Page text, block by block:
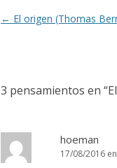
Navegación de
← El origen (Thomas
3 pensamientos en “
hoeman
17/08/2016